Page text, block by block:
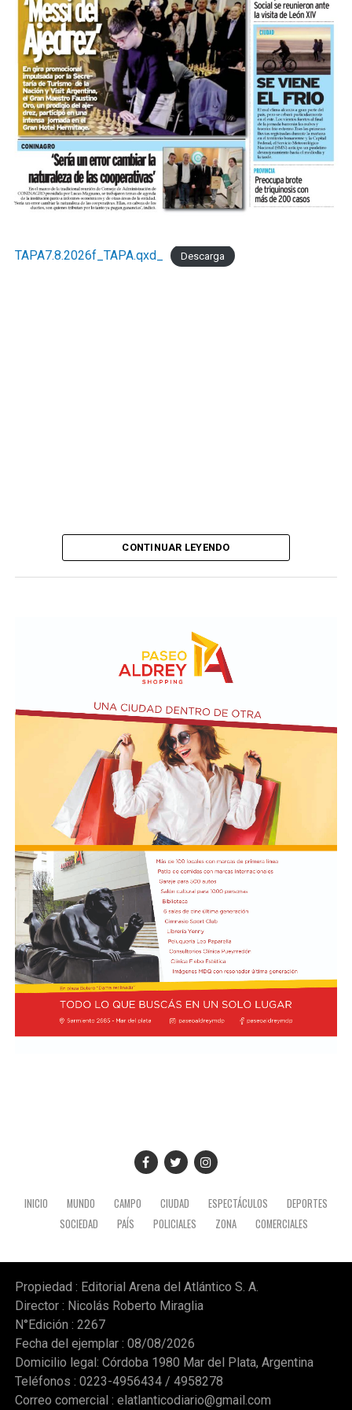
TAPA7.8.2026f_TAPA.qxd_ Descarga
CONTINUAR LEYENDO
INICIO MUNDO CAMPO CIUDAD ESPECTÁCULOS
DEPORTES
SOCIEDAD
PAÍS POLICIALES ZONA COMERCIALES
Propiedad : Editorial Arena del Atlántico S. A.
Director : Nicolás Roberto Miraglia
N°Edición : 2267
Fecha del ejemplar : 08/08/2026
Domicilio legal: Córdoba 1980 Mar del Plata, Argentina
Teléfonos : 0223-4956434 / 4958278
Correo comercial : elatlanticodiario@gmail.com